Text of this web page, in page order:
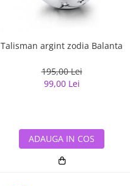
Talisman argint zodia Balanta
195,00 Lei
99,00 Lei
ADAUGA IN COS